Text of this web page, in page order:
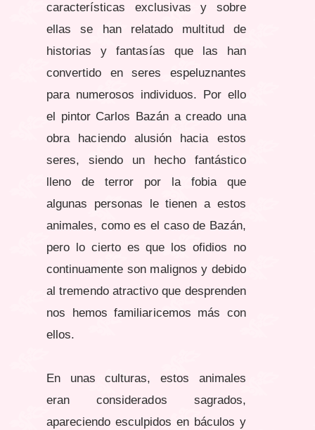
características exclusivas y sobre
ellas se han relatado multitud de
historias y fantasías que las han
convertido en seres espeluznantes
para numerosos individuos. Por ello
el pintor Carlos Bazán a creado una
obra haciendo alusión hacia estos
seres, siendo un hecho fantástico
lleno de terror por la fobia que
algunas personas le tienen a estos
animales, como es el caso de Bazán,
pero lo cierto es que los ofidios no
continuamente son malignos y debido
al tremendo atractivo que desprenden
nos hemos familiaricemos más con
ellos.
En unas culturas, estos animales
eran considerados sagrados,
apareciendo esculpidos en báculos y